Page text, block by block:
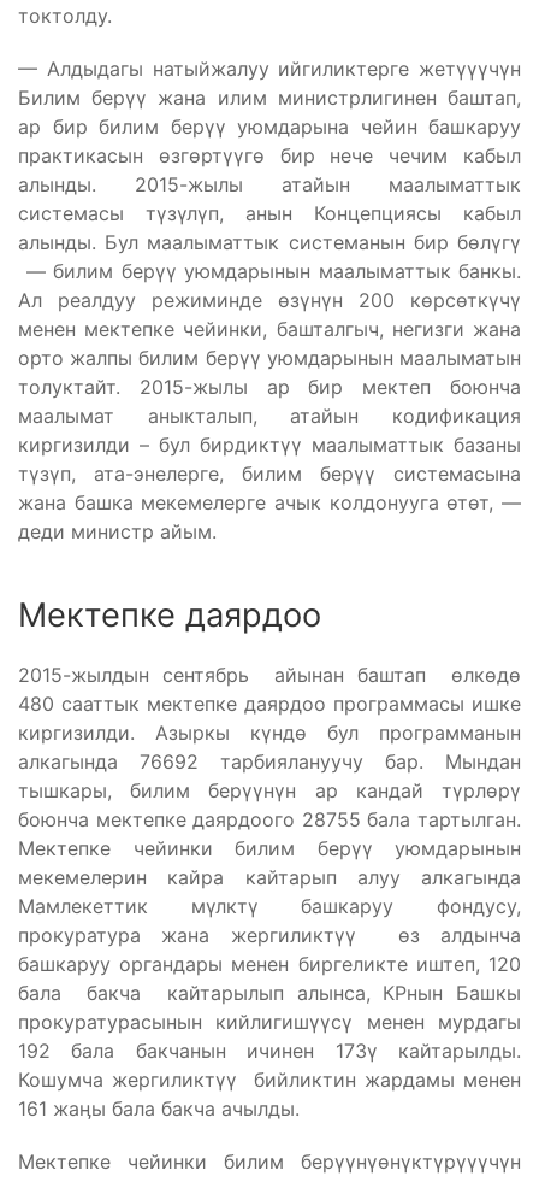
токтолду.
— Алдыдагы натыйжалуу ийгиликтерге жетүүүчүн
Билим берүү жана илим министрлигинен баштап,
ар бир билим берүү уюмдарына чейин башкаруу
практикасын өзгөртүүгө бир нече чечим кабыл
алынды. 2015-жылы атайын маалыматтык
системасы түзүлүп, анын Концепциясы кабыл
алынды. Бул маалыматтык системанын бир бөлүгү
— билим берүү уюмдарынын маалыматтык банкы.
Ал реалдуу режиминде өзүнүн 200 көрсөткүчү
менен мектепке чейинки, башталгыч, негизги жана
орто жалпы билим берүү уюмдарынын маалыматын
толуктайт. 2015-жылы ар бир мектеп боюнча
маалымат аныкталып, атайын кодификация
киргизилди – бул бирдиктүү маалыматтык базаны
түзүп, ата-энелерге, билим берүү системасына
жана башка мекемелерге ачык колдонууга өтөт, —
деди министр айым.
Мектепке даярдоо
2015-жылдын сентябрь айынан баштап өлкөдө
480 сааттык мектепке даярдоо программасы ишке
киргизилди. Азыркы күндө бул программанын
алкагында 76692 тарбиялануучу бар. Мындан
тышкары, билим берүүнүн ар кандай түрлөрү
боюнча мектепке даярдоого 28755 бала тартылган.
Мектепке чейинки билим берүү уюмдарынын
мекемелерин кайра кайтарып алуу алкагында
Мамлекеттик мүлктү башкаруу фондусу,
прокуратура жана жергиликтүү өз алдынча
башкаруу органдары менен биргеликте иштеп, 120
бала бакча кайтарылып алынса, КРнын Башкы
прокуратурасынын кийлигишүүсү менен мурдагы
192 бала бакчанын ичинен 173ү кайтарылды.
Кошумча жергиликтүү бийликтин жардамы менен
161 жаӊы бала бакча ачылды.
Мектепке чейинки билим берүүнүөнүктүрүүүчүн